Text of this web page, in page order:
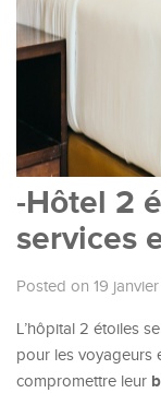
-Hôtel 2
services
Posted on 19
L’hôpital 2 étoiles
pour les voyageurs
compromettre leur